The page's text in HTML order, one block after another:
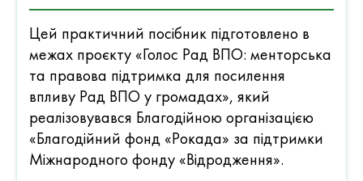
Цей практичний посібник підготовлено в
межах проєкту «Голос Рад ВПО: менторська
та правова підтримка для посилення
впливу Рад ВПО у громадах», який
реалізовувався Благодійною організацією
«Благодійний фонд «Рокада» за підтримки
Міжнародного фонду «Відродження».